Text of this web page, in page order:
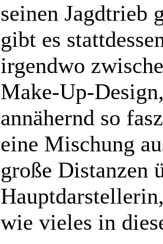
seinen Jagdtrieb
gibt es
irgendwo
Make-Up-
annähernd so
eine Mischung
große Distanzen
wie vieles in